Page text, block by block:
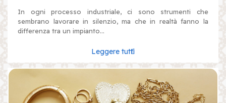
In ogni processo industriale, ci sono strumenti che
sembrano lavorare in silenzio, ma che in realtà fanno la
differenza tra un impianto...
Leggere tutti